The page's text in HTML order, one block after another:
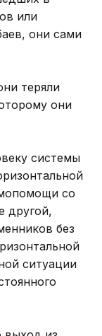
или
они сами
теряли
они
системы
со
другой,
без
ситуации